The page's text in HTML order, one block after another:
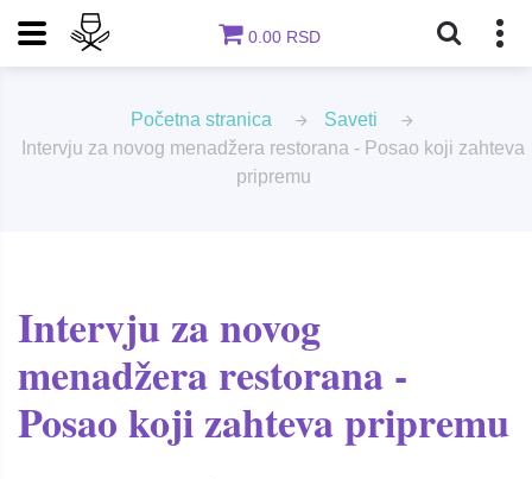
0.00 RSD
Početna stranica
Saveti
Intervju za novog menadžera restorana - Posao koji zahteva
pripremu
Intervju za novog
menadžera restorana -
Posao koji zahteva pripremu